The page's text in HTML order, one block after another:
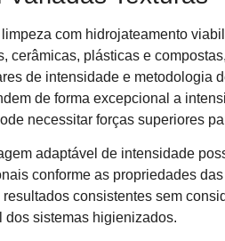
com hidrojateamento
cerâmicas, plásticas e
de intensidade e metodologia
de forma excepcional a
necessitar forças superiores
adaptável de intensidade
conforme as propriedades
consistentes sem
dos sistemas higienizados.